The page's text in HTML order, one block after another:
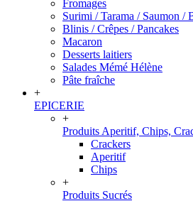
Fromages
Surimi / Tarama / Saumon /
Blinis / Crêpes / Pancakes
Macaron
Desserts laitiers
Salades Mémé Hélène
Pâte fraîche
+
EPICERIE
+
Produits Aperitif, Chips,
Crackers
Aperitif
Chips
+
Produits Sucrés